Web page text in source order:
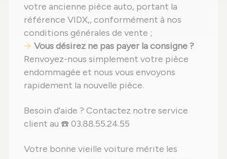
votre ancienne pièce auto, portant la
référence VIDX,, conformément à nos
conditions générales de vente ;
Vous désirez ne pas payer la consigne ?
Renvoyez-nous simplement votre pièce
endommagée et nous vous envoyons
rapidement la nouvelle pièce.
Besoin d'aide ? Contactez notre service
client au ☎️ 03.88.55.24.55
Votre bonne vieille voiture mérite les